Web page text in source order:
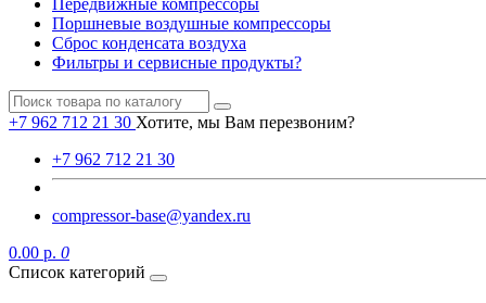
Передвижные компрессоры
Поршневые воздушные компрессоры
Сброс конденсата воздуха
Фильтры и сервисные продукты?
+7 962 712 21 30 Хотите, мы Вам перезвоним?
+7 962 712 21 30
compressor-base@yandex.ru
0.00 р. 0
Список категорий